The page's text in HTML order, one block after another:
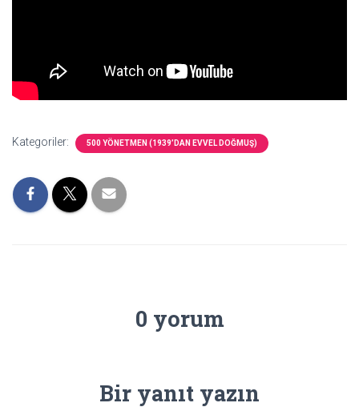
Kategoriler: 500 YÖNETMEN (1939’DAN EVVEL DOĞMUŞ)
0 yorum
Bir yanıt yazın